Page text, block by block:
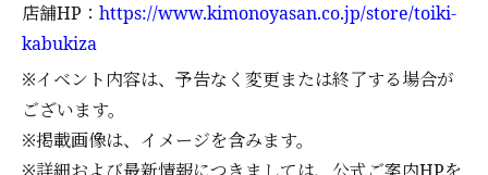
店舗HP： https://www.kimonoyasan.co.jp/store/toiki-
kabukiza
※イベント内容は、予告なく変更または終了する場合が
ございます。
※掲載画像は、イメージを含みます。